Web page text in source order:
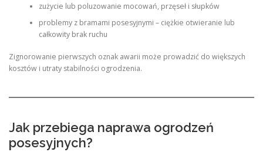
zużycie lub poluzowanie mocowań, przęseł i słupków
problemy z bramami posesyjnymi – ciężkie otwieranie lub
całkowity brak ruchu
Zignorowanie pierwszych oznak awarii może prowadzić do większych
kosztów i utraty stabilności ogrodzenia.
Jak przebiega naprawa ogrodzeń
posesyjnych?